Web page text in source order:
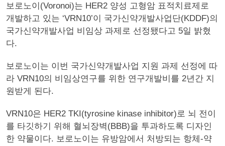
보로노이(Voronoi)는 HER2 양성 고형암 표적치료제로
개발하고 있는 ‘VRN10’이 국가신약개발사업단(KDDF)의
국가신약개발사업 비임상 과제로 선정됐다고 5일 밝혔
다.
보로노이는 이번 국가신약개발사업 지원 과제 선정에 따
라 VRN10의 비임상연구를 위한 연구개발비를 2년간 지
원받게 된다.
VRN10은 HER2 TKI(tyrosine kinase inhibitor)로 뇌 전이
를 타깃하기 위해 혈뇌장벽(BBB)을 투과하도록 디자인
한 약물이다. 보로노이는 유방암에서 처방되는 항체-약